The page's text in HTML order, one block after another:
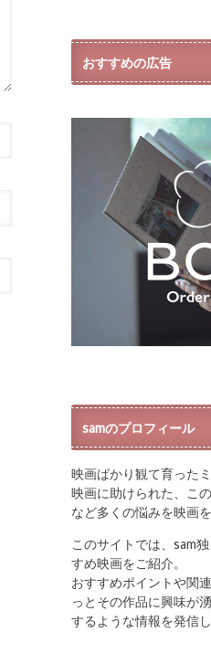
おすすめの広告
samのプロフィール
映画ばかり観て育ったミ
映画に助けられた、こ
など多くの悩みを映画
このサイトでは、sam
すめ映画をご紹介。
おすすめポイントや関
っとその作品に興味が
するような情報を発信し